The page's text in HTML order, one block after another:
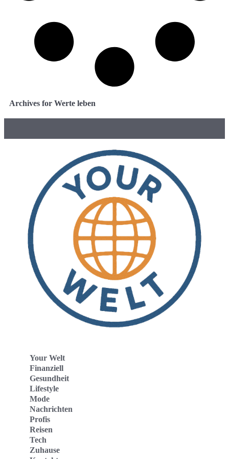
Archives for Werte leben
Your Welt
Finanziell
Gesundheit
Lifestyle
Mode
Nachrichten
Profis
Reisen
Tech
Zuhause